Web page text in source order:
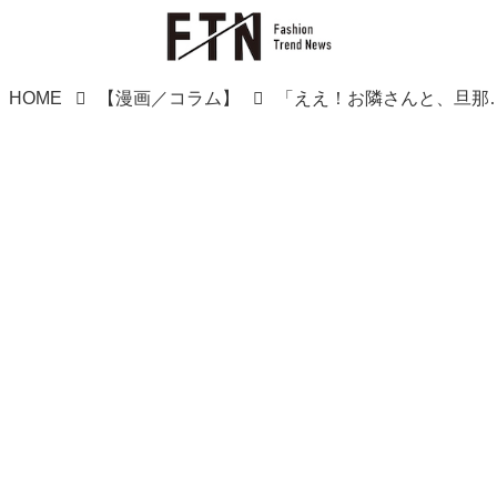
HOME 【漫画／コラム】 「ええ！お隣さん